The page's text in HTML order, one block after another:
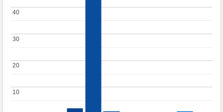
10
10
20
20
30
30
40
40